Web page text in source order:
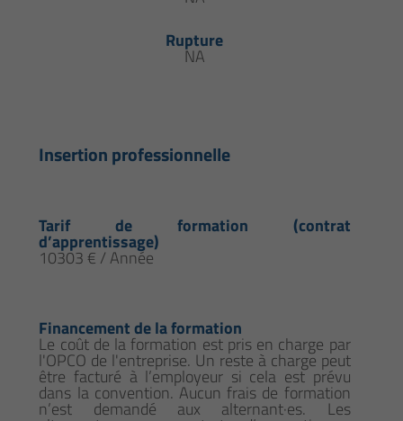
Rupture
NA
Insertion professionnelle
Tarif de formation (contrat
d’apprentissage)
10303 € / Année
Financement de la formation
Le coût de la formation est pris en charge par
l'OPCO de l'entreprise. Un reste à charge peut
être facturé à l’employeur si cela est prévu
dans la convention. Aucun frais de formation
n’est demandé aux alternant·es. Les